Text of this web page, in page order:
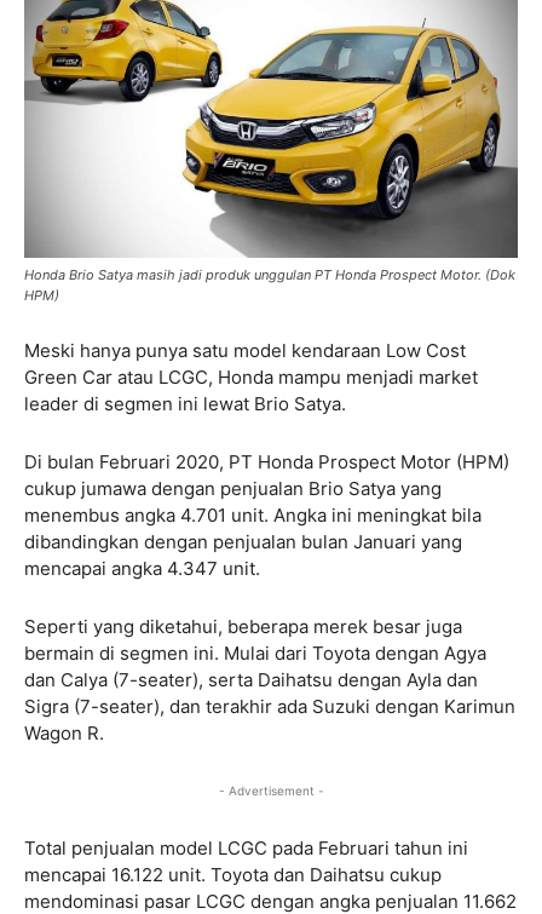
Honda Brio Satya masih jadi produk unggulan PT Honda Prospect Motor. (Dok
HPM)
Meski hanya punya satu model kendaraan Low Cost
Green Car atau LCGC, Honda mampu menjadi market
leader di segmen ini lewat Brio Satya.
Di bulan Februari 2020, PT Honda Prospect Motor (HPM)
cukup jumawa dengan penjualan Brio Satya yang
menembus angka 4.701 unit. Angka ini meningkat bila
dibandingkan dengan penjualan bulan Januari yang
mencapai angka 4.347 unit.
Seperti yang diketahui, beberapa merek besar juga
bermain di segmen ini. Mulai dari Toyota dengan Agya
dan Calya (7-seater), serta Daihatsu dengan Ayla dan
Sigra (7-seater), dan terakhir ada Suzuki dengan Karimun
Wagon R.
- Advertisement -
Total penjualan model LCGC pada Februari tahun ini
mencapai 16.122 unit. Toyota dan Daihatsu cukup
mendominasi pasar LCGC dengan angka penjualan 11.662